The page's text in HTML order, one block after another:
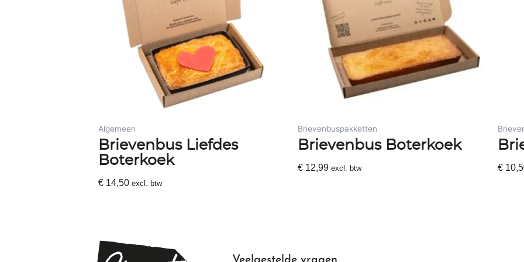
Algemeen
Brievenbus Liefdes
Boterkoek
€ 14,50 excl. btw
Brievenbuspakketten
Brievenbus Boterkoek
€ 12,99 excl. btw €